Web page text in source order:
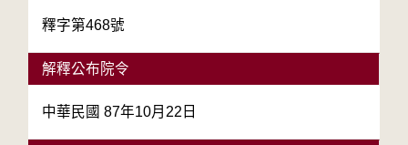
釋字第468號
解釋公布院令
中華民國 87年10月22日